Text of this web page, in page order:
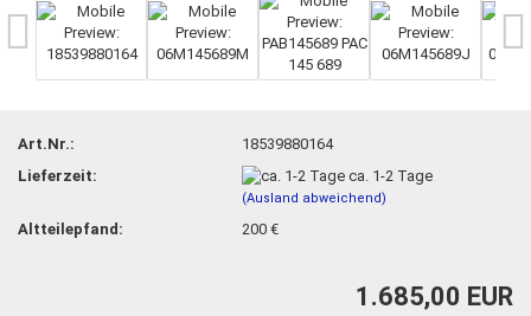
Art.Nr.:
18539880164
Lieferzeit:
ca. 1-2 Tage
(Ausland abweichend)
Altteilepfand: 200 €
1.685,00 EUR